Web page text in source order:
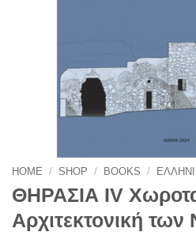
HOME / SHOP / BOOKS /
ΘΗΡΑΣΙΑ IV
Αρχιτεκτονική των